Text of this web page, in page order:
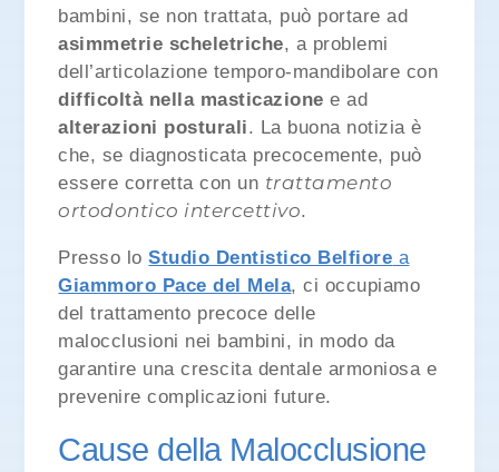
bambini, se non trattata, può portare ad
asimmetrie scheletriche, a problemi
dell’articolazione temporo-mandibolare con
difficoltà nella masticazione e ad
alterazioni posturali. La buona notizia è
che, se diagnosticata precocemente, può
essere corretta con un trattamento
ortodontico intercettivo.
Presso loStudio Dentistico Belfiore a
Giammoro Pace del Mela, ci occupiamo
del trattamento precoce delle
malocclusioni nei bambini, in modo da
garantire una crescita dentale armoniosa e
prevenire complicazioni future.
Cause della Malocclusione